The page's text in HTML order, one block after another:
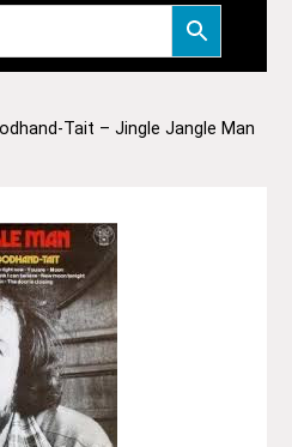
Tait – Jingle Jangle Man